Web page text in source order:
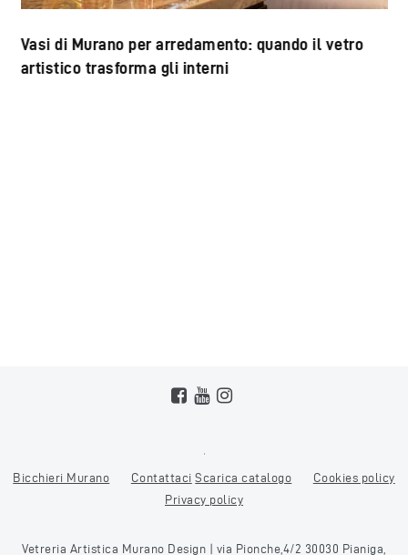
Vasi di Murano per arredamento: quando il vetro
artistico trasforma gli interni
Bicchieri Murano Contattaci Scarica catalogo
Cookies policy
Privacy policy
Vetreria Artistica Murano Design | via Pionche,4/2 30030 Pianiga,